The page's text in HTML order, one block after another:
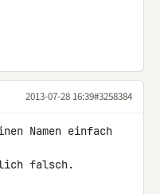
2013-07-28 16:39#3258384
Namen einfach
falsch.